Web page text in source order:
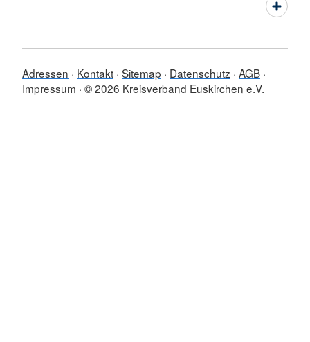
Adressen Kontakt Sitemap Datenschutz AGB
Impressum © 2026 Kreisverband Euskirchen e.V.